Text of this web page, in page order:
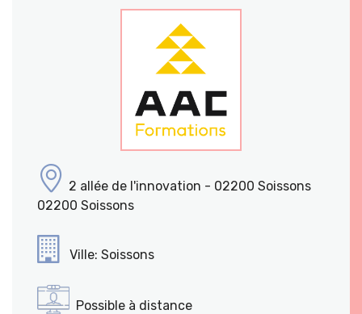
2 allée de l'innovation - 02200 Soissons
02200 Soissons
Ville: Soissons
Possible à distance